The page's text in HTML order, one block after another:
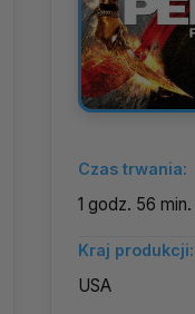
Czas trwania:
1 godz. 56 min.
Kraj produkcji:
USA